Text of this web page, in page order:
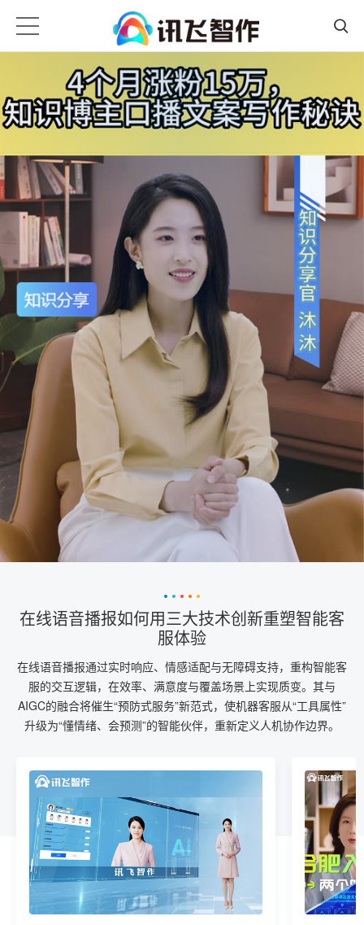
在线语音播报如何用三大技术创新重塑智能客
服体验
在线语音播报通过实时响应、情感适配与无障碍支持，重构智能客
服的交互逻辑，在效率、满意度与覆盖场景上实现质变。其与
AIGC的融合将催生“预防式服务”新范式，使机器客服从“工具属性”
升级为“懂情绪、会预测”的智能伙伴，重新定义人机协作边界。